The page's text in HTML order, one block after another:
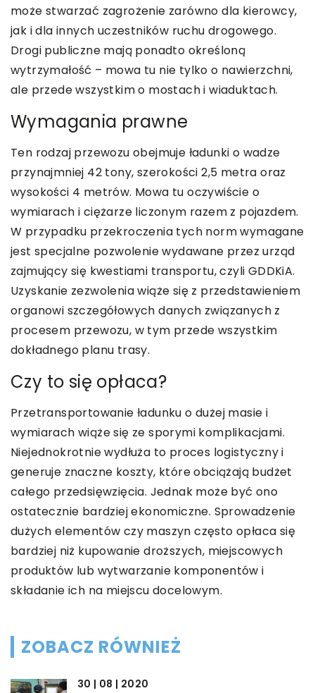
może stwarzać zagrożenie zarówno dla kierowcy,
jak i dla innych uczestników ruchu drogowego.
Drogi publiczne mają ponadto określoną
wytrzymałość – mowa tu nie tylko o nawierzchni,
ale przede wszystkim o mostach i wiaduktach.
Wymagania prawne
Ten rodzaj przewozu obejmuje ładunki o wadze
przynajmniej 42 tony, szerokości 2,5 metra oraz
wysokości 4 metrów. Mowa tu oczywiście o
wymiarach i ciężarze liczonym razem z pojazdem.
W przypadku przekroczenia tych norm wymagane
jest specjalne pozwolenie wydawane przez urząd
zajmujący się kwestiami transportu, czyli GDDKiA.
Uzyskanie zezwolenia wiąże się z przedstawieniem
organowi szczegółowych danych związanych z
procesem przewozu, w tym przede wszystkim
dokładnego planu trasy.
Czy to się opłaca?
Przetransportowanie ładunku o dużej masie i
wymiarach wiąże się ze sporymi komplikacjami.
Niejednokrotnie wydłuża to proces logistyczny i
generuje znaczne koszty, które obciążają budżet
całego przedsięwzięcia. Jednak może być ono
ostatecznie bardziej ekonomiczne. Sprowadzenie
dużych elementów czy maszyn często opłaca się
bardziej niż kupowanie droższych, miejscowych
produktów lub wytwarzanie komponentów i
składanie ich na miejscu docelowym.
ZOBACZ RÓWNIEŻ
30 | 08 | 2020